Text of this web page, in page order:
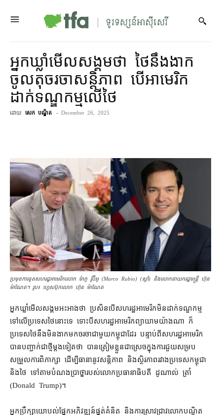
អ្នកឃ្លាំមើល​សង្គម​ថា ថៃ​នឹង​ងាក​
ចូល​តុ​ចរចា​សន្តិភាព បើ​អាមេរិក​
ដាក់​ទណ្ឌកម្ម​​លើ​ថៃ
ដោយ សេក បណ្ឌិត - December 26, 2025
ប្រមុខ​ការ​ទូត​សហរដ្ឋ​អាមេរិក​លោក ម៉ាកូ រ៉ូប៊ីអូ (Marco Rubio) (ស្ដាំ) និង​លោក​នាយករដ្ឋមន្ត្រី ហ៊ុន
ម៉ាណែត។ រូប៖ ហ្វេសប៊ុកលោក ហ៊ុន ម៉ាណែត
អ្នកឃ្លាំមើល​សង្គម​អះអាង​ថា ប្រសិនបើ​សហរដ្ឋអាមេរិក​មិន​ដាក់​ទណ្ឌកម្ម​
ទៅលើ​ប្រទេស​ថៃ​នោះ​ទេ ទោះបី​សហរដ្ឋ​អាមេរិក​ព្យាយាម​យ៉ាងណា ក៏​
ប្រទេស​ថៃ​នឹង​មិន​ងាក​មក​ចរចា​ជាមួយ​កម្ពុជា​ដែរ បន្ទាប់ពី​សហរដ្ឋអាមេរិក​
បាន​បញ្ជាក់​ជាថ្មី​ម្តង​ទៀត​ថា បាន​ត្រៀមខ្លួន​ជាស្រេច​ក្នុង​ការ​ជួយ​សម្រប
សម្រួល​ការពិភាក្សា ដើម្បី​ធានា​នូវ​សន្តិភាព និង​ស្ថិរភាព​រវាង​ប្រទេស​កម្ពុជា
និង​ថៃ ទៅ​តាម​បំណង​ប្រាថ្នា​របស់​លោក​ប្រធានាធិបតី ដូណាល់ ត្រាំ
(Donald Trump)។
អ្នក​ប្រឹក្សា​យោបល់​ផ្នែក​អភិវឌ្ឍន៍​ផ្នត់គំនិត និង​ការស្រាវជ្រាវ​លោក​បណ្ឌិត